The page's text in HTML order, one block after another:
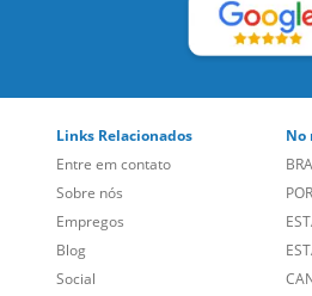
Entre em contato
Sobre nós
Empregos
Blog
Social
Site Corporativo